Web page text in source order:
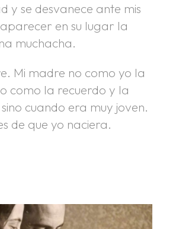
y se desvanece ante mis
en su lugar la
muchacha.
Mi madre no como yo la
como la recuerdo y la
cuando era muy joven.
de que yo naciera.